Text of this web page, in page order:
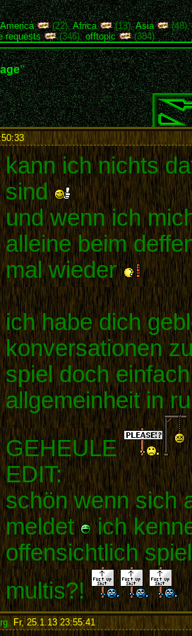
America (22),Africa (13),Asia
(48),
requests (346),offtopic (384)
"
:
kann ich nichts
sind
und wenn ich
alleine beim
mal wieder
ich habe dich
konversationen
spiel doch
allgemeinheit in
GEHEULE
EDIT:
schön wenn sich
meldet ich
offensichtlich
multis?!
, Fr, 25.1.13 23:55:41: